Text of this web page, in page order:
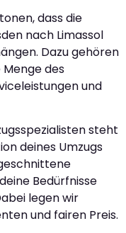
dass die
nach Limassol
Dazu gehören
Menge des
und
steht
deines Umzugs
Bedürfnisse
legen wir
und fairen Preis.